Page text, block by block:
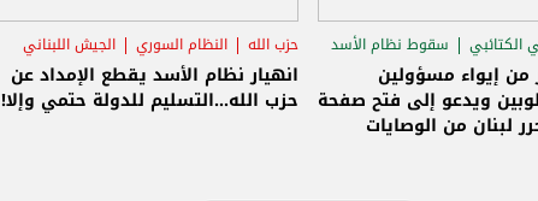
الكتائبي
سقوط نظام الأسد
من إيواء مسؤولين
ويدعو إلى فتح صفحة
لبنان من الوصايات
حزب الله النظام السوري الجيش اللبناني
انهيار نظام الأسد يقطع الإمداد عن
حزب الله...التسليم للدولة حتمي وإلا!